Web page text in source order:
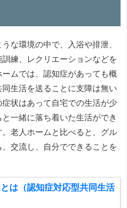
な環境の中で、入浴や排泄、
練、レクリエーションなどを
ムでは、認知症があっても概
生活を送ることに支障は無い
状はあって自宅での生活が少
一緒に落ち着いた生活ができ
老人ホームと比べると、グル
交流し、自分でできることを
は（認知症対応型共同生活